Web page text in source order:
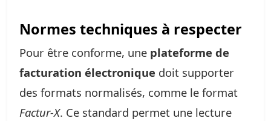
Normes techniques à respecter
Pour être conforme, une plateforme de
facturation électronique doit supporter
des formats normalisés, comme le format
Factur-X. Ce standard permet une lecture